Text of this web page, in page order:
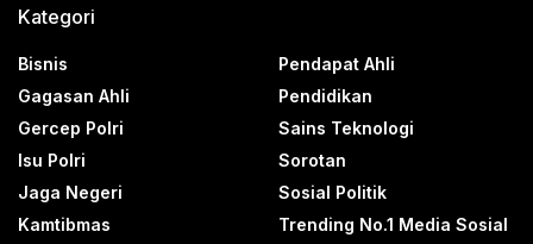
Kategori
Bisnis
Gagasan Ahli
Gercep Polri
Isu Polri
Jaga Negeri
Kamtibmas
Pendapat Ahli
Pendidikan
Sains Teknologi
Sorotan
Sosial Politik
Trending No.1 Media Sosial